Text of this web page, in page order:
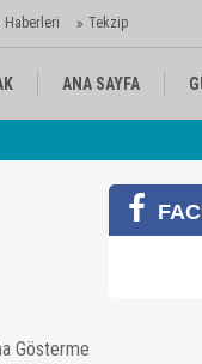
Haberleri Tekzip
ANA SAYFA
Gösterme